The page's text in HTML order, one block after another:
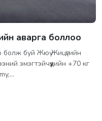
аварга боллоо
буй Жюү Жицүгийн
эмэгтэйчүүдийн +70 кг